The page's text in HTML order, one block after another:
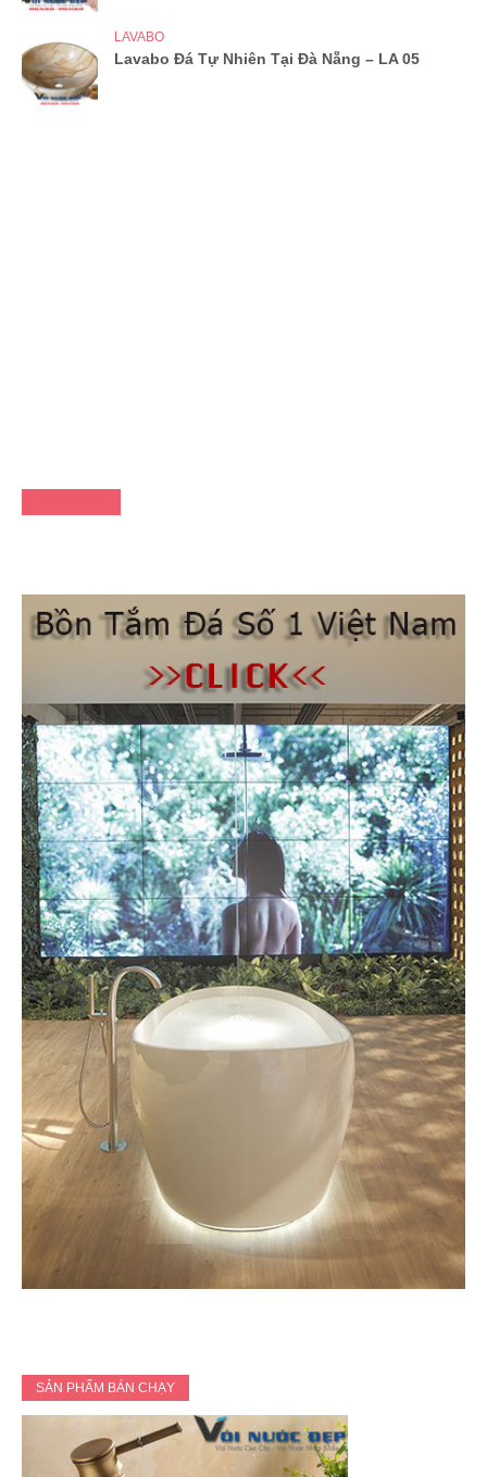
LAVABO
Lavabo Đá Tự Nhiên Tại Đà Nẵng – LA 05
SẢN PHẨM BÁN CHẠY